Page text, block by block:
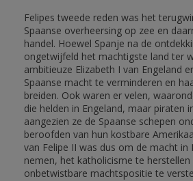
Felipes tweede reden was het
Spaanse overheersing op zee en
handel. Hoewel Spanje na de
ongetwijfeld het machtigste land ter
ambitieuze Elizabeth I van Engeland
Spaanse macht te verminderen en
breiden. Ook waren er velen,
die helden in Engeland, maar piraten
aangezien ze de Spaanse schepen
beroofden van hun kostbare
van Felipe II was dus om de macht in
nemen, het katholicisme te herstellen
onbetwistbare machtspositie te